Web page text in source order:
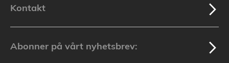
Kontakt
Abonner på vårt nyhetsbrev: